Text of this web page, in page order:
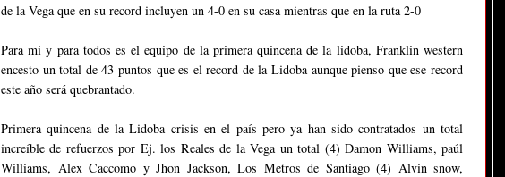
de la Vega que en su record incluyen un 4-0 en su casa mientras que en la ruta 2-0
Para mi y para todos es el equipo de la primera quincena de la lidoba, Franklin western
encesto un total de 43 puntos que es el record de la Lidoba aunque pienso que ese record
este año será quebrantado.
Primera quincena de la Lidoba crisis en el país pero ya han sido contratados un total
increíble de refuerzos por Ej. los Reales de la Vega un total (4) Damon Williams, paúl
Williams, Alex Caccomo y Jhon Jackson, Los Metros de Santiago (4) Alvin snow,